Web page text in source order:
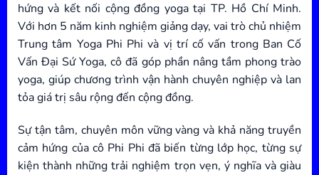
hứng và kết nối cộng đồng yoga tại TP. Hồ Chí Minh.
Với hơn 5 năm kinh nghiệm giảng dạy, vai trò chủ nhiệm
Trung tâm Yoga Phi Phi và vị trí cố vấn trong Ban Cố
Vấn Đại Sứ Yoga, cô đã góp phần nâng tầm phong trào
yoga, giúp chương trình vận hành chuyên nghiệp và lan
tỏa giá trị sâu rộng đến cộng đồng.
Sự tận tâm, chuyên môn vững vàng và khả năng truyền
cảm hứng của cô Phi Phi đã biến từng lớp học, từng sự
kiện thành những trải nghiệm trọn vẹn, ý nghĩa và giàu